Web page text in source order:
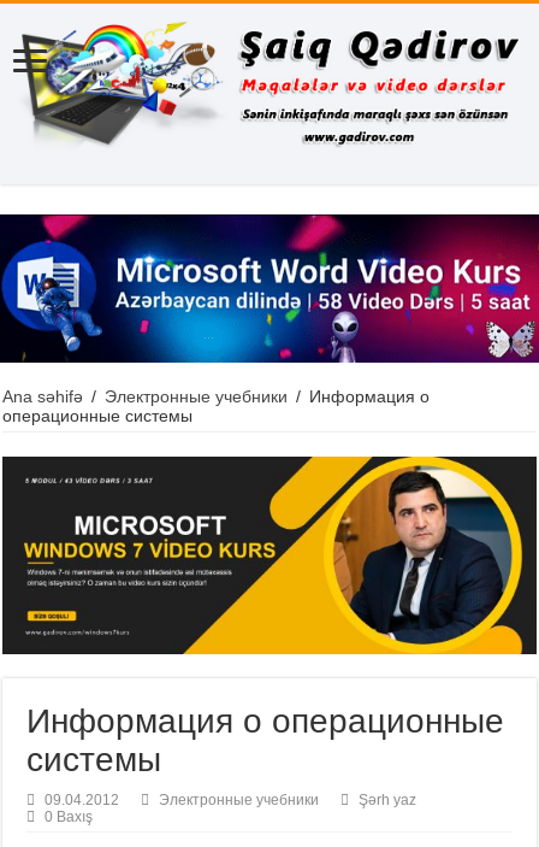
Ana səhifə / Электронные учебники / Информация о
операционные системы
Информация о операционные
системы
09.04.2012 Электронные учебники
Şərh yaz
0 Baxış